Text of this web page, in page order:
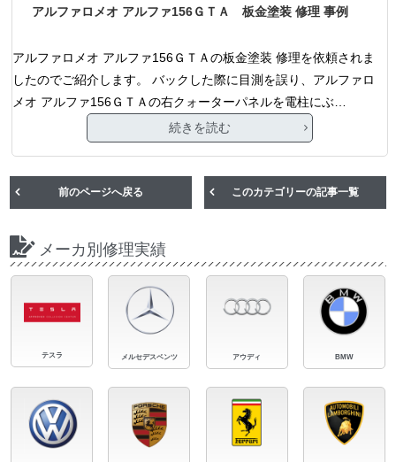
アルファロメオ アルファ156ＧＴＡ 板金塗装 修理 事例
アルファロメオ アルファ156ＧＴＡの板金塗装 修理を依頼されま
したのでご紹介します。 バックした際に目測を誤り、アルファロ
メオ アルファ156ＧＴＡの右クォーターパネルを電柱にぶ…
続きを読む
前のページへ戻る このカテゴリーの記事一覧
メーカ別修理実績
テスラ メルセデスベンツ アウディ BMW